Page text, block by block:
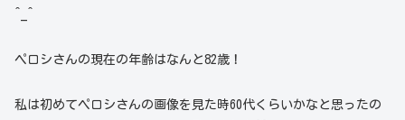
ペロシさんの現在の年齢はなんと82歳！
私は初めてペロシさんの画像を見た時60代くらいかなと思ったの